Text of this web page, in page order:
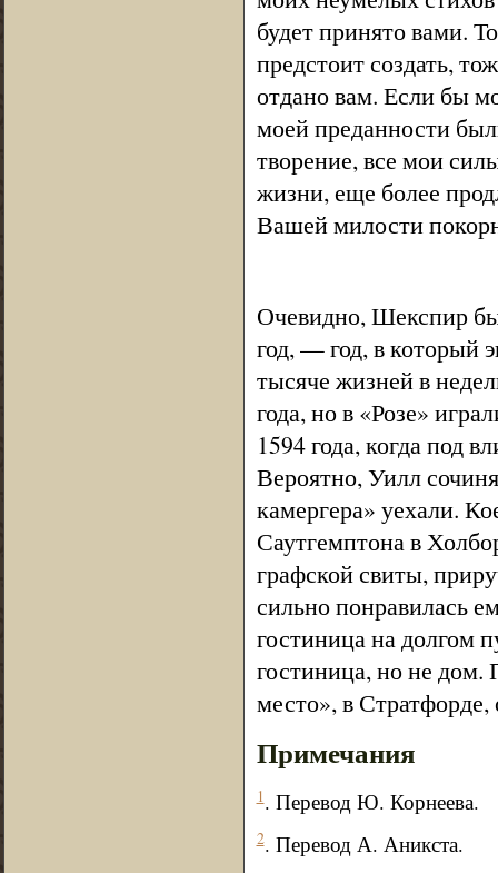
будет принято вами.
предстоит создать,
отдано вам. Если бы
моей преданности
творение, все мои
жизни, еще более
Вашей милости
Очевидно, Шекспир
год, — год, в который
тысяче жизней в
года, но в «Розе»
1594 года, когда под
Вероятно, Уилл
камергера» уехали.
Саутгемптона в
графской свиты,
сильно понравилась
гостиница на долгом
гостиница, но не дом.
место», в
Примечания
1. Перевод Ю. Корнеева.
2. Перевод А. Аникста.